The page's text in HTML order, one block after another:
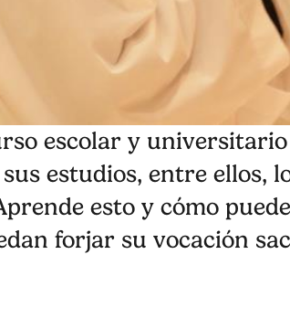
escolar y universitario
estudios, entre ellos,
esto y cómo
forjar su vocación